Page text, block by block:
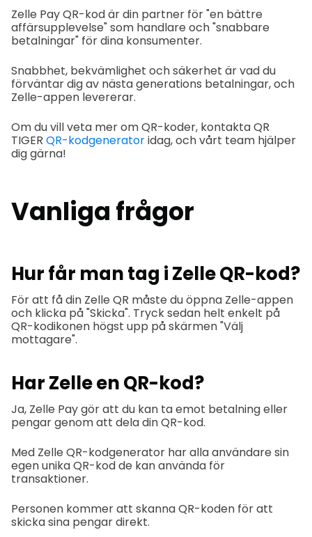
Zelle Pay QR-kod är din partner för "en bättre
affärsupplevelse" som handlare och "snabbare
betalningar" för dina konsumenter.
Snabbhet, bekvämlighet och säkerhet är vad du
förväntar dig av nästa generations betalningar, och
Zelle-appen levererar.
Om du vill veta mer om QR-koder, kontakta QR
TIGER QR-kodgeneratoridag, och vårt team hjälper
dig gärna!
Vanliga frågor
Hur får man tag i Zelle QR-kod?
För att få din Zelle QR måste du öppna Zelle-appen
och klicka på "Skicka". Tryck sedan helt enkelt på
QR-kodikonen högst upp på skärmen "Välj
mottagare".
Har Zelle en QR-kod?
Ja, Zelle Pay gör att du kan ta emot betalning eller
pengar genom att dela din QR-kod.
Med Zelle QR-kodgenerator har alla användare sin
egen unika QR-kod de kan använda för
transaktioner.
Personen kommer att skanna QR-koden för att
skicka sina pengar direkt.